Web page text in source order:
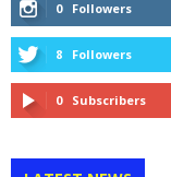
0 Followers
8 Followers
0 Subscribers